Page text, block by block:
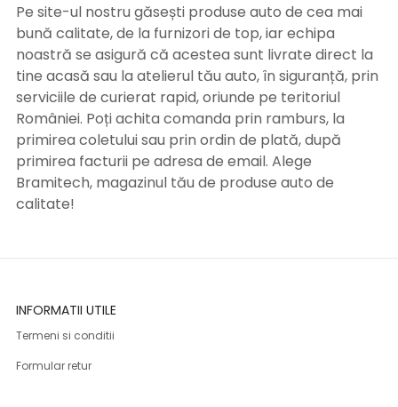
Pe site-ul nostru găsești produse auto de cea mai
bună calitate, de la furnizori de top, iar echipa
noastră se asigură că acestea sunt livrate direct la
tine acasă sau la atelierul tău auto, în siguranță, prin
serviciile de curierat rapid, oriunde pe teritoriul
României. Poți achita comanda prin ramburs, la
primirea coletului sau prin ordin de plată, după
primirea facturii pe adresa de email. Alege
Bramitech, magazinul tău de produse auto de
calitate!
INFORMATII UTILE
Termeni si conditii
Formular retur